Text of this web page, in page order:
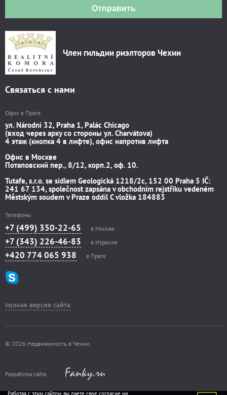
Отправить
Член гильдии риэлторов Чехии
Связаться с нами
Офис в Праге
ул. Národní 32, Praha 1, Palác Chicago
(вход через арку со стороны ул. Charvátova)
4 этаж (кнопка 4 в лифте), офис напротив лифта
Офис в Москве
Потаповский пер., 8/12, корп.2, оф. 10.
Tutafe, s.r.o. se sídlem Geologická 1218/2c, 152 00 Praha 5 IČ:
241 67 134, společnost zapsána v obchodním rejstříku vedeném
Městským soudem v Praze oddíl C vložka 184883
Телефоны
+7 (499) 350-22-65 в Москве
+7 (343) 226-46-83 в Израиле
+420 774 065 938 в Праге
полная версия сайта
© 2026 Недвижимость в Чехии.
Разработка сайта
Работая с этим сайтом, вы даете свое согласие на